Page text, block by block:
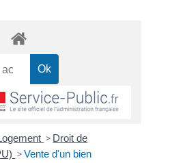
> Droit de
>Vente d'un bien